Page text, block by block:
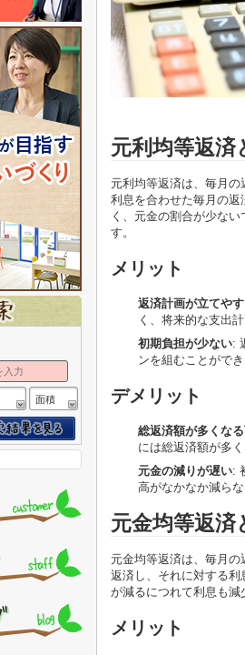
元利均等返済
元利均等返済は、毎月
利息を合わせた毎月の返
く、元金の割合が少な
す。
メリット
返済計画が立てや
く、将来的な支出
初期負担が少ない:
ンを組むことができ
デメリット
総返済額が多くな
には総返済額が多
元金の減りが遅い:
高がなかなか減ら
元金均等返済
元金均等返済は、毎月
返済し、それに対する
が減るにつれて利息も減
メリット
面積